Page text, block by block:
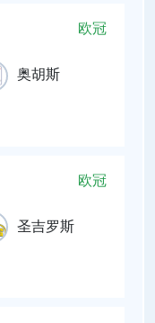
欧冠
奥胡斯
欧冠
圣吉罗斯